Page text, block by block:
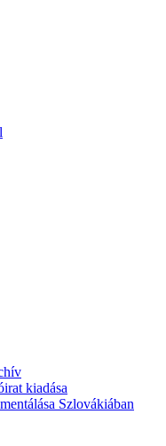
kiadása
Szlovákiában